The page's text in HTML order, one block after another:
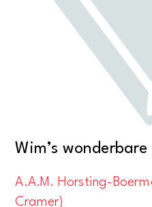
Wim’s wonderbare
A.A.M. Horsting-
Cramer)